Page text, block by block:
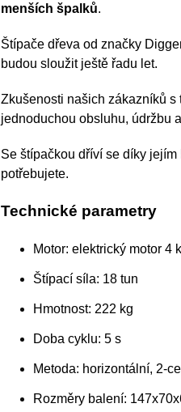
menších špalků.
Štípače dřeva od značky
budou sloužit ještě řadu let.
Zkušenosti našich zákazníků
jednoduchou obsluhu, údržbu
Se štípačkou dříví se díky
potřebujete.
Technické parametry
Motor: elektrický motor 4
Štípací síla: 18 tun
Hmotnost: 222 kg
Doba cyklu: 5 s
Metoda: horizontální, 2-
Rozměry balení: